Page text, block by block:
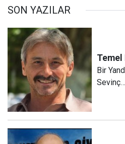
SON YAZILAR
Temel
Bir
Sevinç…